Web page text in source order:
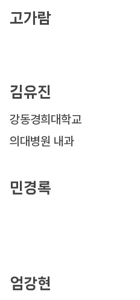
고가람
김유진
강동경희대학교
의대병원 내과
민경록
엄강현